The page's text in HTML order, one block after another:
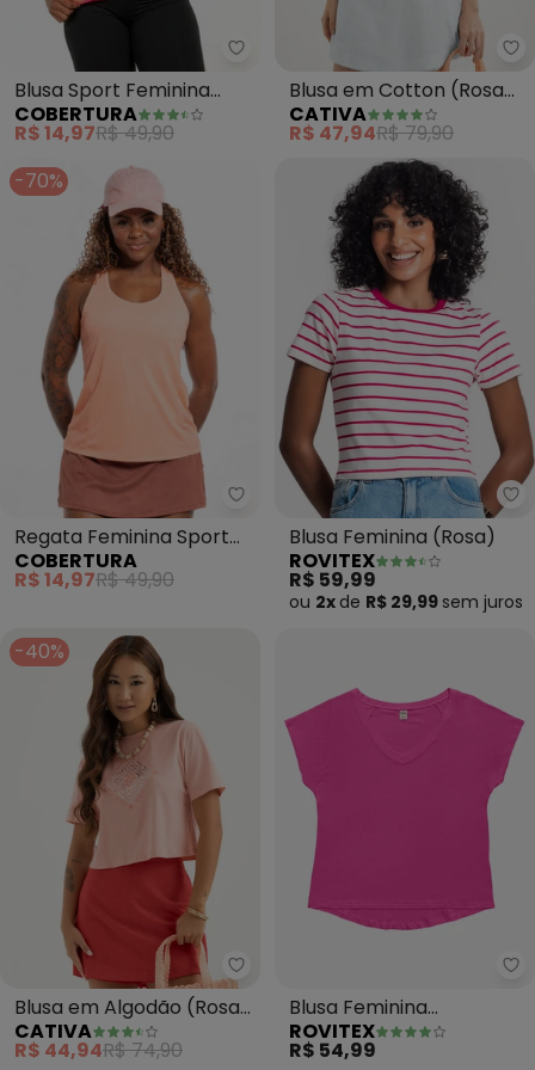
Cobertura - Blusa Sport
Blusa Sport Feminina
(Rosa)
COBERTURA
R$ 14,97R$ 49,90
Blusa em Cotton (Rosa
Claro)
CATIVA
R$ 47,94R$ 79,90
-70%
Regata Feminina Sport
(Rosa)
COBERTURA
R$ 14,97R$ 49,90
Blusa Feminina (Rosa)
ROVITEX
R$ 59,99
ou 2x de R$ 29,99 sem juros
-40%
Cativa -
Blusa em Algodão (Rosa
Claro)
CATIVA
R$ 44,94R$ 74,90
Blusa Feminina
Viscotorcion (Rosa)
ROVITEX
R$ 54,99